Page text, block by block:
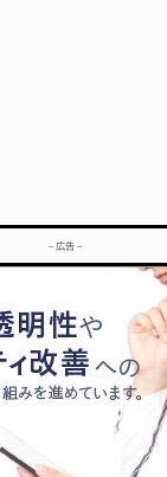
– 広告 –